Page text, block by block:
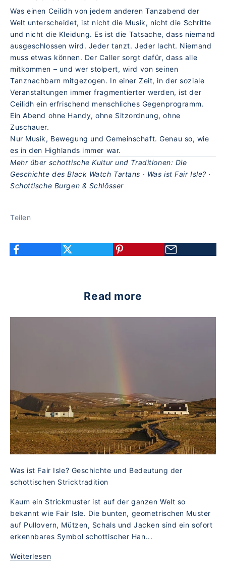
Was einen Ceilidh von jedem anderen Tanzabend der
Welt unterscheidet, ist nicht die Musik, nicht die Schritte
und nicht die Kleidung. Es ist die Tatsache, dass niemand
ausgeschlossen wird. Jeder tanzt. Jeder lacht. Niemand
muss etwas können. Der Caller sorgt dafür, dass alle
mitkommen – und wer stolpert, wird von seinen
Tanznachbarn mitgezogen. In einer Zeit, in der soziale
Veranstaltungen immer fragmentierter werden, ist der
Ceilidh ein erfrischend menschliches Gegenprogramm.
Ein Abend ohne Handy, ohne Sitzordnung, ohne
Zuschauer.
Nur Musik, Bewegung und Gemeinschaft. Genau so, wie
es in den Highlands immer war.
Mehr über schottische Kultur und Traditionen: Die
Geschichte des Black Watch Tartans · Was ist Fair Isle? ·
Schottische Burgen & Schlösser
Teilen
Read more
Was ist Fair Isle? Geschichte und Bedeutung der
schottischen Stricktradition
Kaum ein Strickmuster ist auf der ganzen Welt so
bekannt wie Fair Isle. Die bunten, geometrischen Muster
auf Pullovern, Mützen, Schals und Jacken sind ein sofort
erkennbares Symbol schottischer Han...
Weiterlesen